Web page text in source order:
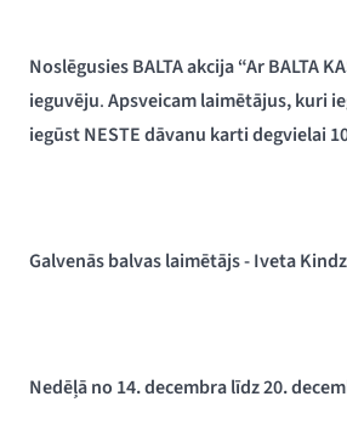
Noslēgusies BALTA akcija “Ar BALTA
ieguvēju.Apsveicam laimētājus, kuri
iegūst NESTE dāvanu karti degvielai
Galvenās balvas laimētājs - Iveta
Nedēļā no 14. decembra līdz 20.